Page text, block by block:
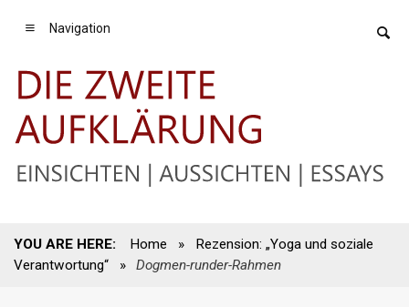
Navigation
YOU ARE HERE: Home »
Rezension: „Yoga und soziale
Verantwortung“
» Dogmen-runder-Rahmen